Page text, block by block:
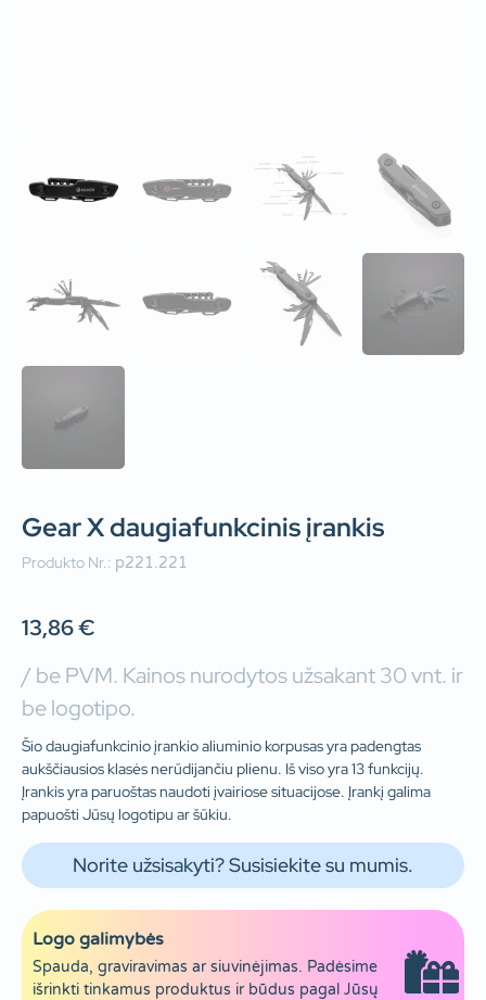
Gear X daugiafunkcinis įrankis
Produkto Nr.: p221.221
13,86€
/ be PVM. Kainos nurodytos užsakant 30 vnt. ir
be logotipo.
Šio daugiafunkcinio įrankio aliuminio korpusas yra padengtas
aukščiausios klasės nerūdijančiu plienu. Iš viso yra 13 funkcijų.
Įrankis yra paruoštas naudoti įvairiose situacijose. Įrankį galima
papuošti Jūsų logotipu ar šūkiu.
Norite užsisakyti? Susisiekite su mumis.
Logo galimybės
Spauda, graviravimas ar siuvinėjimas. Padėsime
išrinkti tinkamus produktus ir būdus pagal Jūsų